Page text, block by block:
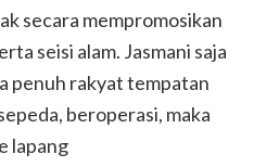
secara mempromosikan
seisi alam. Jasmani saja
penuh rakyat tempatan
beroperasi, maka
lapang